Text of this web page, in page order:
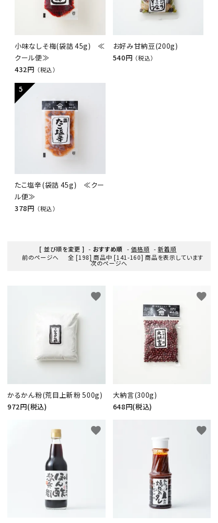
小味なしそ梅(袋詰 45g) ≪
クール便≫
432円 （税込）
お好み甘納豆(200g)
540円 （税込）
たこ塩辛(袋詰 45g) ≪クー
ル便≫
378円 （税込）
[ 並び順を変更 ] - おすすめ順 -価格順 -新着順
前のページへ
全 [198] 商品中 [141-160] 商品を表示しています
次のページへ
かるかん粉(荒目上新粉 500g)
972円(税込)
favorite
大納言(300g)
648円(税込)
favorite
favorite favorite